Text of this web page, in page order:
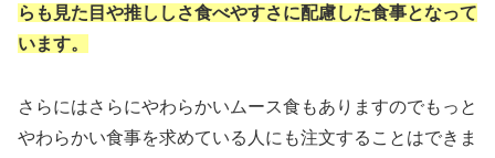
らも見た目や推ししさ食べやすさに配慮した食事となって
います。
さらにはさらにやわらかいムース食もありますのでもっと
やわらかい食事を求めている人にも注文することはできま